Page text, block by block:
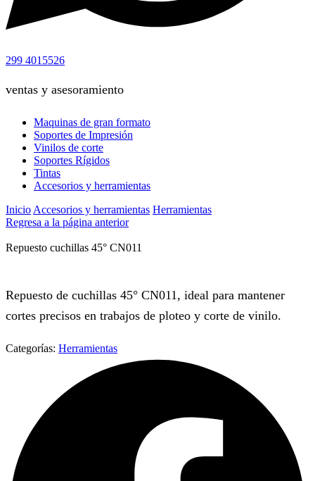
299 4015526
ventas y asesoramiento
Maquinas de gran formato
Soportes de Impresión
Vinilos de corte
Soportes Rígidos
Tintas
Accesorios y herramientas
Inicio Accesorios y herramientas Herramientas
Regresa a la página anterior
Repuesto cuchillas 45° CN011
Repuesto de cuchillas 45° CN011, ideal para mantener
cortes precisos en trabajos de ploteo y corte de vinilo.
Categorías: Herramientas